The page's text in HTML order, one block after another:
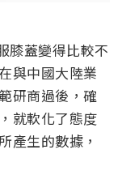
膝蓋變得比較不
與中國大陸業
研商過後，確
就軟化了態度
產生的數據，